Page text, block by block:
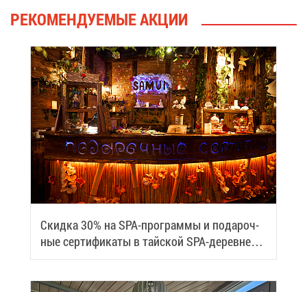
РЕ­КО­МЕН­ДУ­Е­МЫЕ АК­ЦИИ
Скид­ка 30% на SPA-про­грам­мы и по­да­роч­
ные сер­ти­фи­ка­ты в тай­ской SPA-де­ревне
Samui